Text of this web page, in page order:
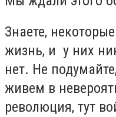
Знаете,
жизнь, и у них
нет. Не
живем в
революция, тут